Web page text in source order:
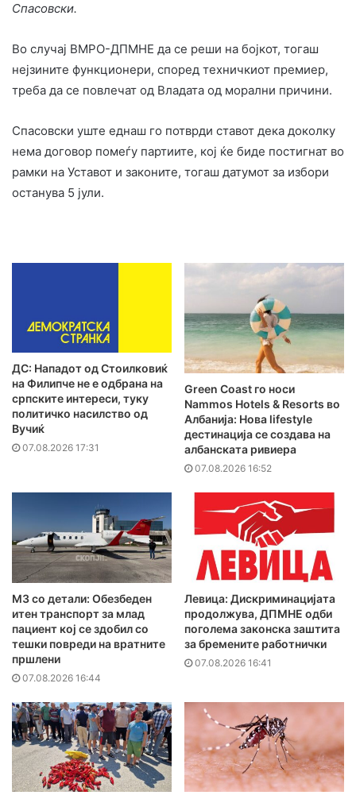
Спасовски.
Во случај ВМРО-ДПМНЕ да се реши на бојкот, тогаш
нејзините функционери, според техничкиот премиер,
треба да се повлечат од Владата од морални причини.
Спасовски уште еднаш го потврди ставот дека доколку
нема договор помеѓу партиите, кој ќе биде постигнат во
рамки на Уставот и законите, тогаш датумот за избори
останува 5 јули.
ДС: Нападот од Стоилковиќ
на Филипче не е одбрана на
српските интереси, туку
политичко насилство од
Вучиќ
07.08.2026 17:31
Green Coast го носи
Nammos Hotels & Resorts во
Албанија: Нова lifestyle
дестинација се создава на
албанската ривиера
07.08.2026 16:52
MЗ со детали: Обезбеден
итен транспорт за млад
пациент кој се здобил со
тешки повреди на вратните
пршлени
07.08.2026 16:44
Левица: Дискриминацијата
продолжува, ДПМНЕ одби
поголема законска заштита
за бремените работнички
07.08.2026 16:41